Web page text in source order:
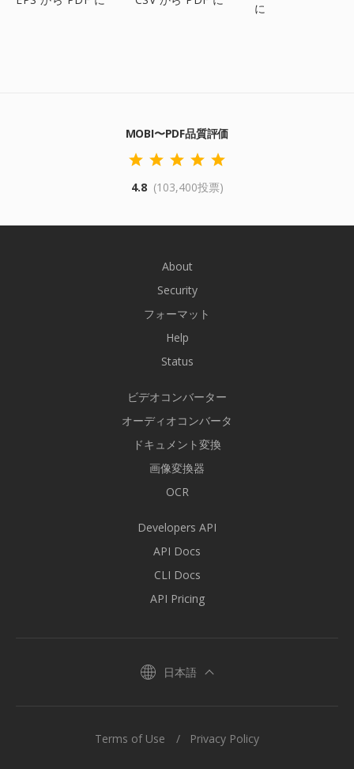
に
MOBI〜PDF品質評価
4.8 (103,400投票)
About
Security
フォーマット
Help
Status
ビデオコンバーター
オーディオコンバータ
ドキュメント変換
画像変換器
OCR
Developers API
API Docs
CLI Docs
API Pricing
日本語
Terms of Use Privacy Policy